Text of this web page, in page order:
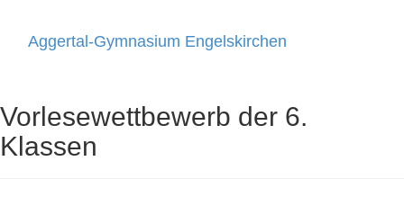
Aggertal-Gymnasium Engelskirchen
Vorlesewettbewerb der 6.
Klassen